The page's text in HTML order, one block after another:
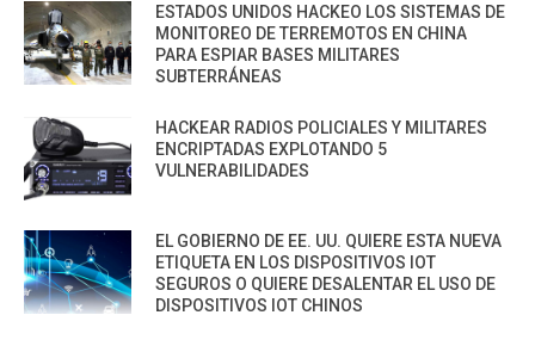
ESTADOS UNIDOS HACKEO LOS SISTEMAS DE
MONITOREO DE TERREMOTOS EN CHINA
PARA ESPIAR BASES MILITARES
SUBTERRÁNEAS
HACKEAR RADIOS POLICIALES Y MILITARES
ENCRIPTADAS EXPLOTANDO 5
VULNERABILIDADES
EL GOBIERNO DE EE. UU. QUIERE ESTA NUEVA
ETIQUETA EN LOS DISPOSITIVOS IOT
SEGUROS O QUIERE DESALENTAR EL USO DE
DISPOSITIVOS IOT CHINOS